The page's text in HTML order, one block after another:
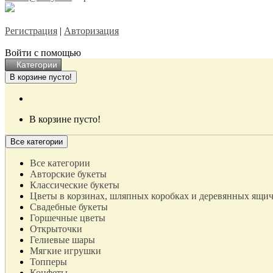
Регистрация | Авторизация
Войти с помощью
Категории
В корзине пусто!
В корзине пусто!
Все категории
Все категории
Авторские букеты
Классические букеты
Цветы в корзинах, шляпных коробках и деревянных
Свадебные букеты
Горшечные цветы
Открыточки
Гелиевые шары
Мягкие игрушки
Топперы